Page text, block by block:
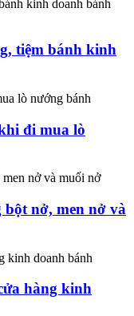
tiệm bánh kinh
đi mua lò
nở, men nở và
hàng kinh